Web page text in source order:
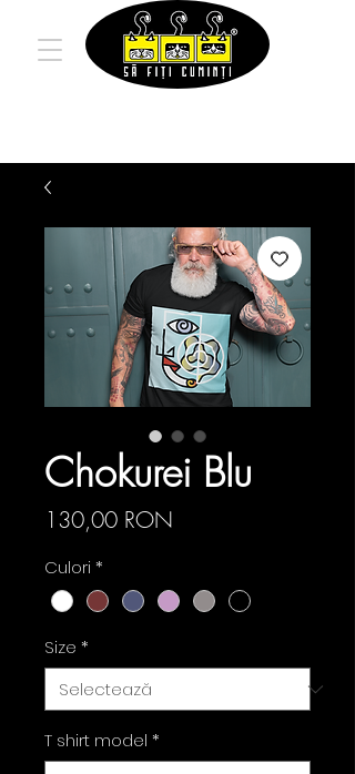
Chokurei Blu
130,00 RON
Culori *
Size *
T shirt model *